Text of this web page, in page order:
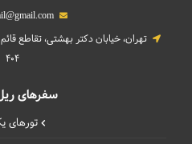
railgashtmail@gmail.com
تهران، خیابان دکتر بهشتی، تقاطع
404
سفرهای
تورهای